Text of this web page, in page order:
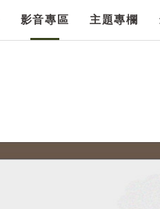
影音專區 主題專欄